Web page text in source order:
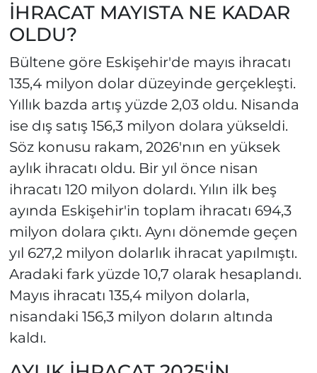
İHRACAT MAYISTA NE KADAR
OLDU?
Bültene göre Eskişehir'de mayıs ihracatı
135,4 milyon dolar düzeyinde gerçekleşti.
Yıllık bazda artış yüzde 2,03 oldu. Nisanda
ise dış satış 156,3 milyon dolara yükseldi.
Söz konusu rakam, 2026'nın en yüksek
aylık ihracatı oldu. Bir yıl önce nisan
ihracatı 120 milyon dolardı. Yılın ilk beş
ayında Eskişehir'in toplam ihracatı 694,3
milyon dolara çıktı. Aynı dönemde geçen
yıl 627,2 milyon dolarlık ihracat yapılmıştı.
Aradaki fark yüzde 10,7 olarak hesaplandı.
Mayıs ihracatı 135,4 milyon dolarla,
nisandaki 156,3 milyon doların altında
kaldı.